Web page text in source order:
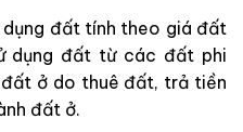
dụng đất tính theo giá đất
dụng đất từ các đất phi
ở do thuê đất, trả tiền
đất ở.